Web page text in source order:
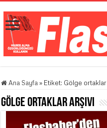
Ana Sayfa » Etiket: Gölge ortaklar
Gölge ortaklarArşivi